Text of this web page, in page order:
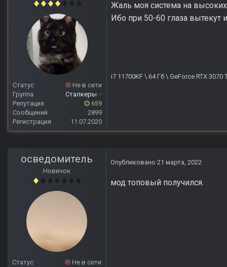
Статус
Не в сети
Группа
Сталкеры +
Репутация
659
Сообщений
2899
Регистрация
11.07.2020
Жаль моя система на
Ибо при 50-60 глаза вытекут
i7 11700KF \ 64 Гб \ GeForce RTX
осведомитель
Новичок
Статус
Не в сети
Опубликовано 21 марта, 2022
мод топовый получился.